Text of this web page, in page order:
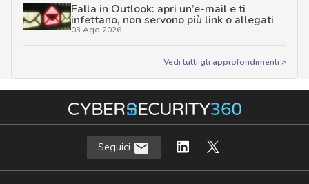
Falla in Outlook: apri un’e-mail e ti
infettano, non servono più link o allegati
03 Ago 2026
Vedi tutti gli approfondimenti >
Seguici